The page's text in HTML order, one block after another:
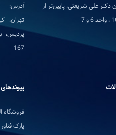
آدرس:
167
دکتر علی شریعتی، پایین‌تر از
فروشگاه
پارک